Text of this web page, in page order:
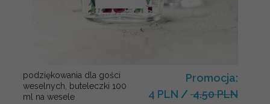
podziękowania dla gości
weselnych, buteleczki 100
ml na wesele
Promocja:
4 PLN / 4.50 PLN